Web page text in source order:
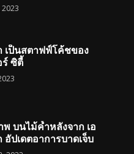
เป็นสตาฟฟ์โค้ชของ
ร์ ซิตี้
พ บนไม้ค้ำหลังจาก เอ
อัปเดตอาการบาดเจ็บ